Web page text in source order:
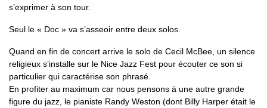
s’exprimer à son tour.
Seul le « Doc » va s’asseoir entre deux solos.
Quand en fin de concert arrive le solo de Cecil McBee, un silence
religieux s’installe sur le Nice Jazz Fest pour écouter ce son si
particulier qui caractérise son phrasé.
En profiter au maximum car nous pensons à une autre grande
figure du jazz, le pianiste Randy Weston (dont Billy Harper était le